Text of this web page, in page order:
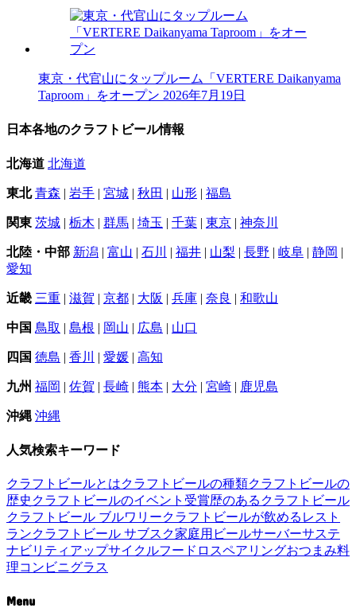
東京・代官山にタップルーム「VERTERE Daikanyama
Taproom」をオープン 2026年7月19日
日本各地のクラフトビール情報
北海道 北海道
東北 青森 | 岩手 | 宮城 | 秋田 | 山形 | 福島
関東 茨城 | 栃木 | 群馬 | 埼玉 | 千葉 | 東京 | 神奈川
北陸・中部 新潟 | 富山 | 石川 | 福井 | 山梨 | 長野 | 岐阜 | 静岡 |
愛知
近畿 三重 | 滋賀 | 京都 | 大阪 | 兵庫 | 奈良 | 和歌山
中国 鳥取 | 島根 | 岡山 | 広島 | 山口
四国 徳島 | 香川 | 愛媛 | 高知
九州 福岡 | 佐賀 | 長崎 | 熊本 | 大分 | 宮崎 | 鹿児島
沖縄 沖縄
人気検索キーワード
クラフトビールとはクラフトビールの種類クラフトビールの
歴史 クラフトビールのイベント 受賞歴のあるクラフトビール
クラフトビール ブルワリークラフトビールが飲めるレスト
ランクラフトビール サブスク家庭用ビールサーバーサステ
ナビリティ アップサイクルフードロスペアリングおつまみ料
理コンビニグラス
Menu